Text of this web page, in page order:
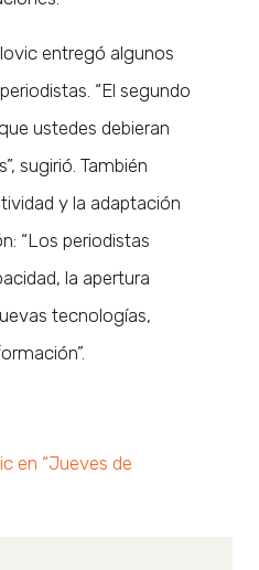
entregó algunos
“El segundo
ustedes debieran
sugirió. También
y la adaptación
“Los periodistas
la apertura
tecnologías,
en “Jueves de